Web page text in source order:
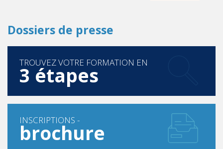
TROUVEZ VOTRE FORMATION EN
3 étapes
INSCRIPTIONS -
brochure